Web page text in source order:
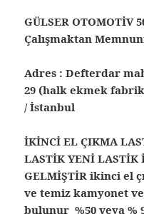
GÜLSER OTOMOTİV
Çalışmaktan
Adres : Defterdar
29 (halk ekmek
/ İstanbul
İKİNCİ EL ÇIKMA
LASTİK YENİ LASTİK
GELMİŞTİR ikinci el
ve temiz kamyonet
bulunur %50 veya %